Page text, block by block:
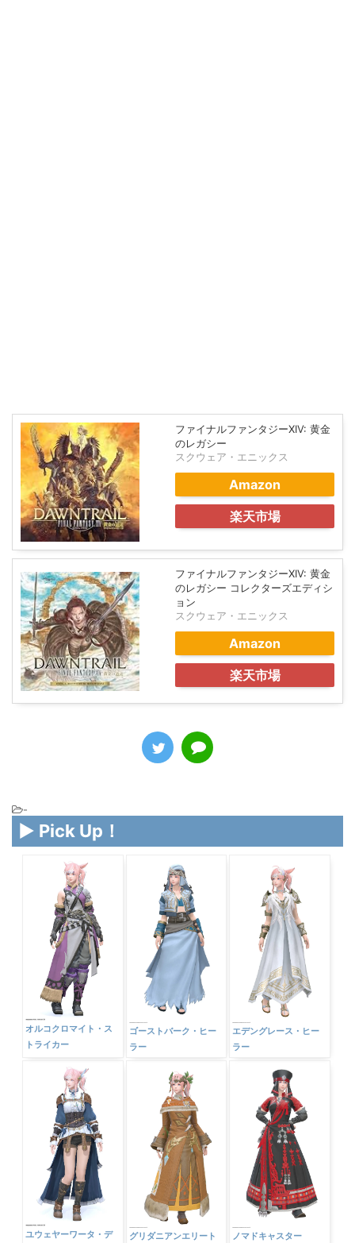
ファイナルファンタジーXIV: 黄金
のレガシー
スクウェア・エニックス
Amazon
楽天市場
ファイナルファンタジーXIV: 黄金
のレガシー コレクターズエディシ
ョン
スクウェア・エニックス
Amazon
楽天市場
-
▶ Pick Up！
オルコクロマイト・ス
トライカー
ゴーストバーク・ヒー
ラー
エデングレース・ヒー
ラー
ユウェヤーワータ・デ
グリダニアンエリート
ノマドキャスター